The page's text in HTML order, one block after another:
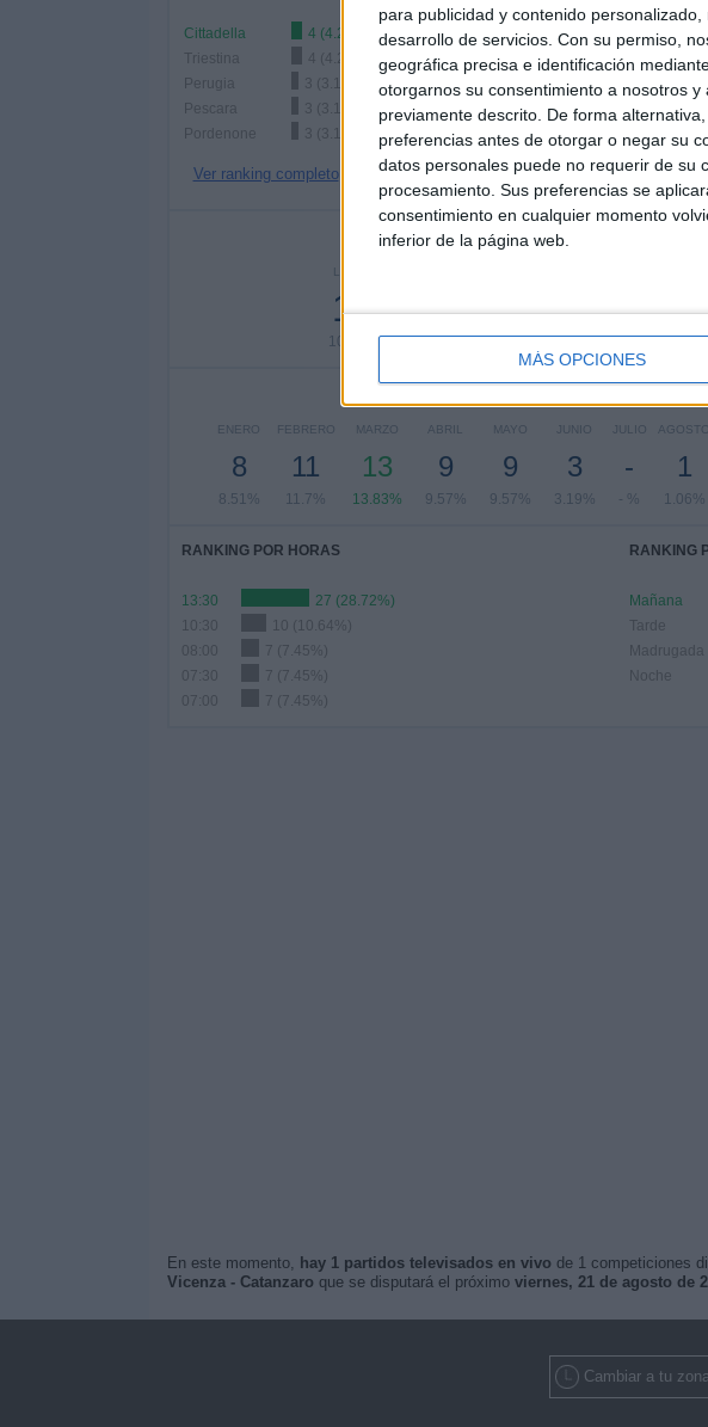
para publicidad y contenido
desarrollo de servicios. Con su permiso,
geográfica precisa e identificación
otorgarnos su consentimiento a nosotros
previamente descrito. De forma
preferencias antes de otorgar o negar su
datos personales puede no requerir de su
procesamiento. Sus preferencias se
consentimiento en cualquier momento
inferior de la página web.
MÁS OPCIONES
Cittadella
4 (4.26%)
Triestina
4 (4.26%)
Perugia
3 (3.19%)
Pescara
3 (3.19%)
Pordenone
3 (3.19%)
Ver ranking completo
Serie B
Serie C
Ver
Nº DE PARTIDOS POR DÍA DE LA
10
10.64%
7
7.45%
14
14.89%
4
4.26%
ENERO
8
8.51%
FEBRERO
11
11.7%
MARZO
13
13.83%
ABRIL
9
9.57%
MAYO
9
9.57%
JUNIO
3
3.19%
JULIO
-
- %
AGOSTO
1
1.06%
RANKING POR HORAS
13:30
27 (28.72%)
10:30
10 (10.64%)
08:00
7 (7.45%)
07:30
7 (7.45%)
07:00
7 (7.45%)
RANKING
Mañana
Tarde
Madrugada
Noche
En este momento, hay 1 partidos televisados en vivo de 1 competiciones
Vicenza - Catanzaro que se disputará el próximo viernes, 21 de agosto de
Cambiar a tu